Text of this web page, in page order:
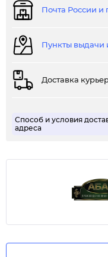
Почта России и
Пункты выдачи
Доставка
Способ и условия
адреса